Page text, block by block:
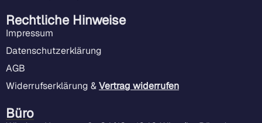
Rechtliche Hinweise
Impressum
Datenschutzerklärung
AGB
Widerrufserklärung &Vertrag widerrufen
Büro